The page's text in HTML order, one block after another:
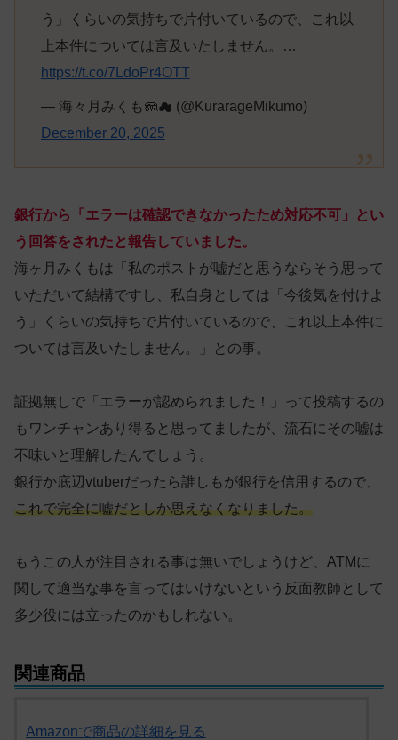
う」くらいの気持ちで片付いているので、これ以
上本件については言及いたしません。…
https://t.co/7LdoPr4OTT
— 海々月みくも🪼☁ (@KurarageMikumo)
December 20, 2025
銀行から「エラーは確認できなかったため対応不可」とい
う回答をされたと報告していました。
海ヶ月みくもは「私のポストが嘘だと思うならそう思って
いただいて結構ですし、私自身としては「今後気を付けよ
う」くらいの気持ちで片付いているので、これ以上本件に
ついては言及いたしません。」との事。
証拠無しで「エラーが認められました！」って投稿するの
もワンチャンあり得ると思ってましたが、流石にその嘘は
不味いと理解したんでしょう。
銀行か底辺vtuberだったら誰しもが銀行を信用するので、
これで完全に嘘だとしか思えなくなりました。
もうこの人が注目される事は無いでしょうけど、ATMに
関して適当な事を言ってはいけないという反面教師として
多少役には立ったのかもしれない。
関連商品
Amazonで商品の詳細を見る